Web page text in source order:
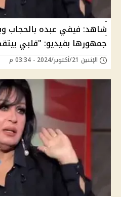
شاهد: فيفي عبده بالحجاب
جمهورها بفيديو: "قلبي
الإثنين 21/أكتوبر/2024 - 03:34 م